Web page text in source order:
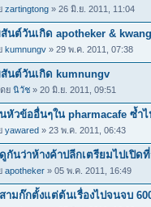
zartingtong » 26 มิ.ย. 2011, 11:04
นต์วันเกิด apotheker &
kumnungv » 29 พ.ค. 2011, 07:38
นต์วันเกิด kumnungv
ย นิวัช » 20 มิ.ย. 2011, 09:51
หัวข้ออื่นๆใน pharmacafe ซ้ำ
yawared » 23 พ.ค. 2011, 06:43
กันว่าห้างค้าปลีกเตรียมไปเปิด
apotheker » 05 พ.ค. 2011, 16:49
ามก๊กตั้งแต่ต้นเรื่องไปจนจบ